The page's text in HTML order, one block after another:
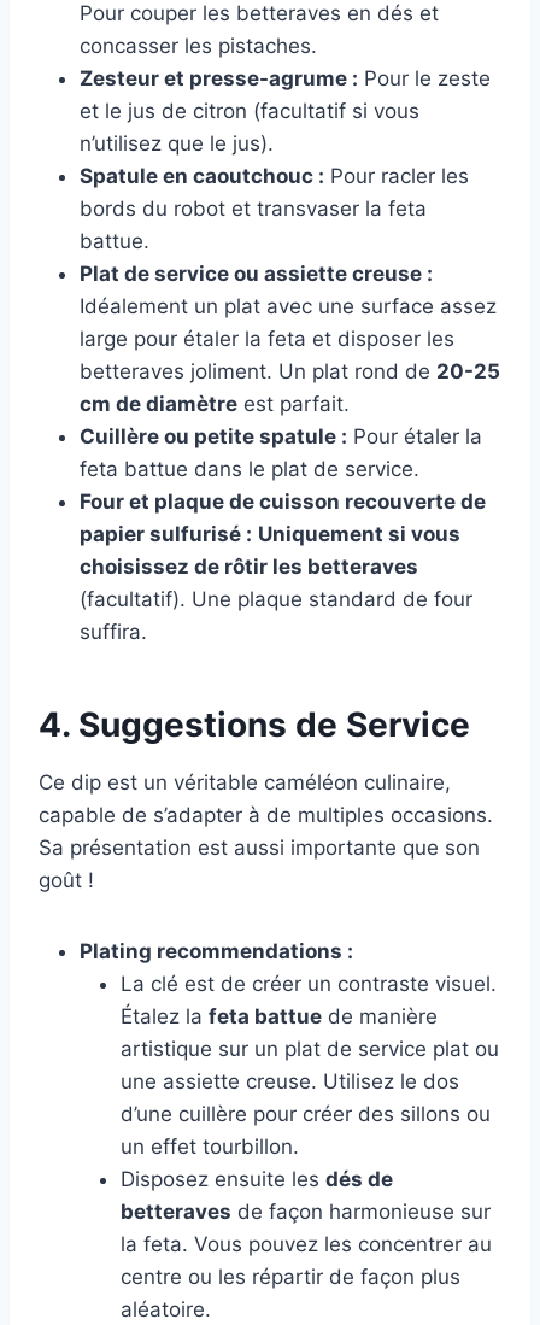
Pour couper les betteraves en dés et
concasser les pistaches.
Zesteur et presse-agrume : Pour le zeste
et le jus de citron (facultatif si vous
n’utilisez que le jus).
Spatule en caoutchouc : Pour racler les
bords du robot et transvaser la feta
battue.
Plat de service ou assiette creuse :
Idéalement un plat avec une surface assez
large pour étaler la feta et disposer les
betteraves joliment. Un plat rond de 20-25
cm de diamètre est parfait.
Cuillère ou petite spatule : Pour étaler la
feta battue dans le plat de service.
Four et plaque de cuisson recouverte de
papier sulfurisé : Uniquement si vous
choisissez de rôtir les betteraves
(facultatif). Une plaque standard de four
suffira.
4. Suggestions de Service
Ce dip est un véritable caméléon culinaire,
capable de s’adapter à de multiples occasions.
Sa présentation est aussi importante que son
goût !
Plating recommendations :
La clé est de créer un contraste visuel.
Étalez la feta battue de manière
artistique sur un plat de service plat ou
une assiette creuse. Utilisez le dos
d’une cuillère pour créer des sillons ou
un effet tourbillon.
Disposez ensuite les dés de
betteraves de façon harmonieuse sur
la feta. Vous pouvez les concentrer au
centre ou les répartir de façon plus
aléatoire.